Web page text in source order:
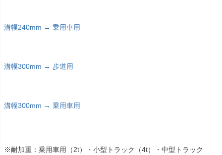
溝幅240mm → 乗用車用
溝幅300mm → 歩道用
溝幅300mm → 乗用車用
※耐加重：乗用車用（2t）・小型トラック（4t）・中型トラック